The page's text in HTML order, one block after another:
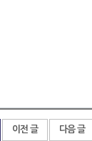
이전 글 다음 글